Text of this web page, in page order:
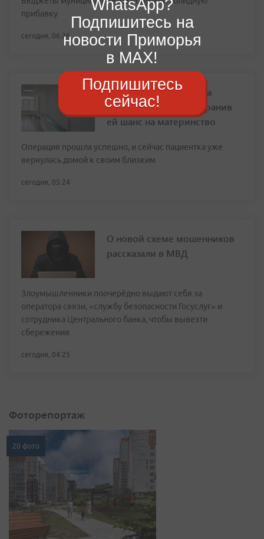
прибавку
сегодня, 06:26
Врачи из Владивостока
спасли пациентку, сохранив
ей шанс на материнство
Операция прошла успешно, и сейчас пациентка уже
вернулась домой к своим близким
сегодня, 05:24
О новой схеме мошенников
рассказали в МВД
Злоумышленники поочерёдно выдают себя за
оператора связи, «службу безопасности Госуслуг» и
сотрудника Центрального банка, чтобы вывезти
сбережения
сегодня, 04:25
Фоторепортаж
20 фото
WhatsApp?
Подпишитесь на
новости Приморья
в MAX!
Подпишитесь
сейчас!